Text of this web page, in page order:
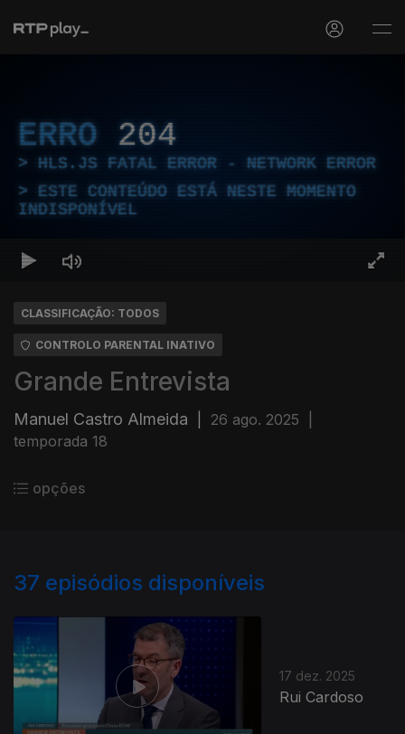
ERRO 204
HLS.JS FATAL ERROR - NETWORK ERROR
ESTE CONTEÚDO ESTÁ NESTE MOMENTO
INDISPONÍVEL
CLASSIFICAÇÃO: TODOS
CONTROLO PARENTAL INATIVO
Grande Entrevista
Manuel Castro Almeida 26 ago. 2025
temporada 18
opções
37 episódios disponíveis
17 dez. 2025
Rui Cardoso